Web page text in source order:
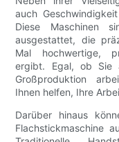
auch
Diese Maschinen
ausgestattet, die
Mal hochwertige,
ergibt. Egal, ob Sie
Großproduktion
Ihnen helfen, Ihre
Darüber hinaus
Flachstickmaschine